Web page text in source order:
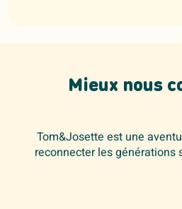
Mieux nous
Tom&Josette est une
reconnecter les générations